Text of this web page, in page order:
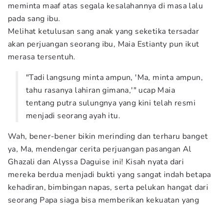
meminta maaf atas segala kesalahannya di masa lalu
pada sang ibu.
Melihat ketulusan sang anak yang seketika tersadar
akan perjuangan seorang ibu, Maia Estianty pun ikut
merasa tersentuh.
"Tadi langsung minta ampun, 'Ma, minta ampun,
tahu rasanya lahiran gimana,'" ucap Maia
tentang putra sulungnya yang kini telah resmi
menjadi seorang ayah itu.
Wah, bener-bener bikin merinding dan terharu banget
ya, Ma, mendengar cerita perjuangan pasangan Al
Ghazali dan Alyssa Daguise ini! Kisah nyata dari
mereka berdua menjadi bukti yang sangat indah betapa
kehadiran, bimbingan napas, serta pelukan hangat dari
seorang Papa siaga bisa memberikan kekuatan yang